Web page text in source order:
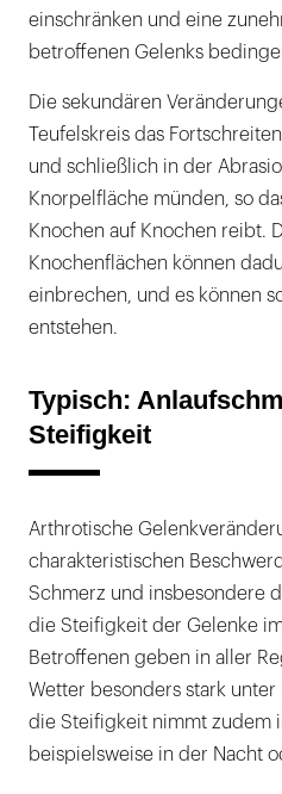
einschränken und eine
betroffenen Gelenks
Die sekundären
Teufelskreis das
und schließlich in der
Knorpelfläche münden, so
Knochen auf Knochen reibt.
Knochenflächen können
einbrechen, und es können
entstehen.
Typisch:
Steifigkeit
Arthrotische
charakteristischen
Schmerz und insbesondere
die Steifigkeit der Gelenke
Betroffenen geben in aller
Wetter besonders stark unter
die Steifigkeit nimmt zudem
beispielsweise in der Nacht